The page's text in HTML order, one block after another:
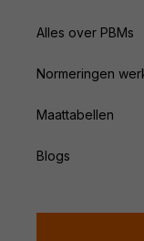
Alles over PBMs
Normeringen
Maattabellen
Blogs